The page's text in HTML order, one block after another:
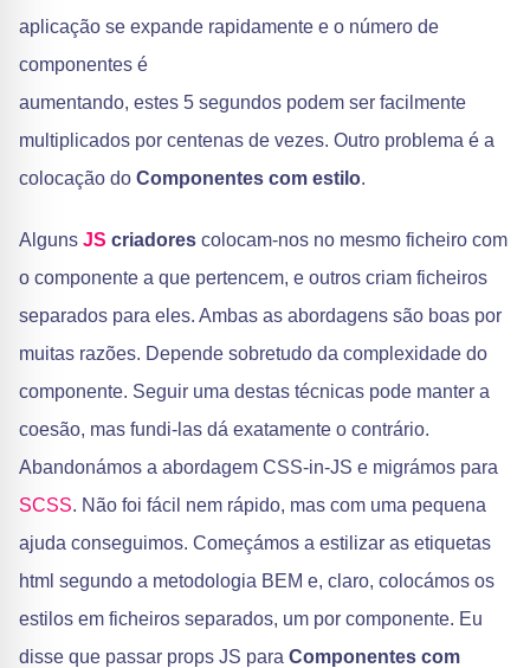
aplicação se expande rapidamente e o número de
componentes é
aumentando, estes 5 segundos podem ser facilmente
multiplicados por centenas de vezes. Outro problema é a
colocação do Componentes com estilo.
Alguns JS criadores colocam-nos no mesmo ficheiro com
o componente a que pertencem, e outros criam ficheiros
separados para eles. Ambas as abordagens são boas por
muitas razões. Depende sobretudo da complexidade do
componente. Seguir uma destas técnicas pode manter a
coesão, mas fundi-las dá exatamente o contrário.
Abandonámos a abordagem CSS-in-JS e migrámos para
SCSS. Não foi fácil nem rápido, mas com uma pequena
ajuda conseguimos. Começámos a estilizar as etiquetas
html segundo a metodologia BEM e, claro, colocámos os
estilos em ficheiros separados, um por componente. Eu
disse que passar props JS para Componentes com